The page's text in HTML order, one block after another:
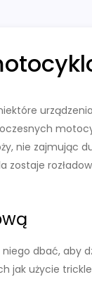
nie zajmując
dbać, aby
jak użycie